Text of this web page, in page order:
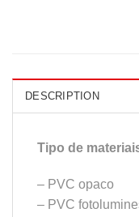
DESCRIPTION
Tipo de
– PVC opaco
– PVC